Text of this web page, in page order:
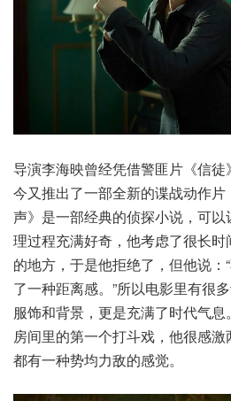
导演李海映曾经凭借警匪片《信
今又推出了一部全新的谍战动作
声》是一部经典的侦探小说，可
理过程充满好奇，他考虑了很长
的地方，于是他拒绝了，但他说：
了一种距离感。”所以电影里有很
服饰和背景，更是充满了时代气
房间里的第一个打斗戏，他很感
都有一种势均力敌的感觉。